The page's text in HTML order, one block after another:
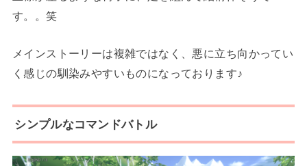
す。。笑
メインストーリーは複雑ではなく、悪に立ち向かってい
く感じの馴染みやすいものになっております♪
シンプルなコマンドバトル